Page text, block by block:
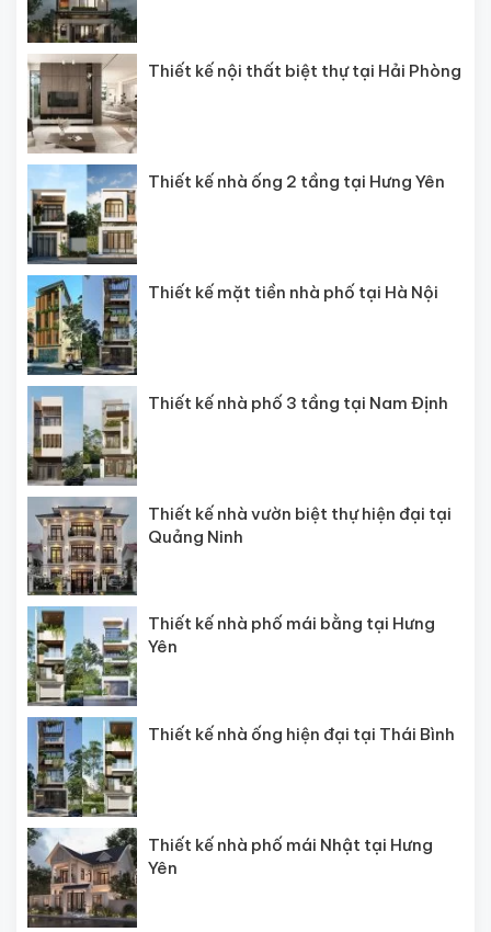
Thiết kế nội thất biệt thự tại Hải Phòng
Thiết kế nhà ống 2 tầng tại Hưng Yên
Thiết kế mặt tiền nhà phố tại Hà Nội
Thiết kế nhà phố 3 tầng tại Nam Định
Thiết kế nhà vườn biệt thự hiện đại tại
Quảng Ninh
Thiết kế nhà phố mái bằng tại Hưng
Yên
Thiết kế nhà ống hiện đại tại Thái Bình
Thiết kế nhà phố mái Nhật tại Hưng
Yên